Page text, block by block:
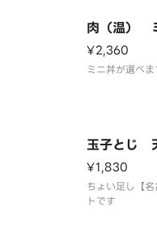
肉（温）
¥2,360
ミニ丼が選べま
玉子とじ
¥1,830
ちょい足し【
トです